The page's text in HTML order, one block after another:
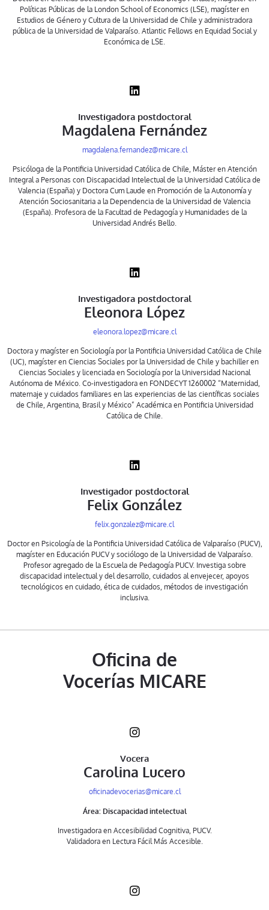
Políticas Públicas de la London School of Economics (LSE), magíster en
Estudios de Género y Cultura de la Universidad de Chile y administradora
pública de la Universidad de Valparaíso. Atlantic Fellows en Equidad Social y
Económica de LSE.
Investigadora postdoctoral
Magdalena Fernández
magdalena.fernandez@micare.cl
Psicóloga de la Pontificia Universidad Católica de Chile, Máster en Atención
Integral a Personas con Discapacidad Intelectual de la Universidad Católica de
Valencia (España) y Doctora Cum Laude en Promoción de la Autonomía y
Atención Sociosanitaria a la Dependencia de la Universidad de Valencia
(España). Profesora de la Facultad de Pedagogía y Humanidades de la
Universidad Andrés Bello.
Investigadora postdoctoral
Eleonora López
eleonora.lopez@micare.cl
Doctora y magíster en Sociología por la Pontificia Universidad Católica de Chile
(UC), magíster en Ciencias Sociales por la Universidad de Chile y bachiller en
Ciencias Sociales y licenciada en Sociología por la Universidad Nacional
Autónoma de México. Co-investigadora en FONDECYT 1260002 “Maternidad,
maternaje y cuidados familiares en las experiencias de las científicas sociales
de Chile, Argentina, Brasil y México” Académica en Pontificia Universidad
Católica de Chile.
Investigador postdoctoral
Felix González
felix.gonzalez@micare.cl
Doctor en Psicología de la Pontificia Universidad Católica de Valparaíso (PUCV),
magíster en Educación PUCV y sociólogo de la Universidad de Valparaíso.
Profesor agregado de la Escuela de Pedagogía PUCV. Investiga sobre
discapacidad intelectual y del desarrollo, cuidados al envejecer, apoyos
tecnológicos en cuidado, ética de cuidados, métodos de investigación
inclusiva.
Oficina de
Vocerías MICARE
Vocera
Carolina Lucero
oficinadevocerias@micare.cl
Área: Discapacidad intelectual
Investigadora en Accesibilidad Cognitiva, PUCV.
Validadora en Lectura Fácil Más Accesible.